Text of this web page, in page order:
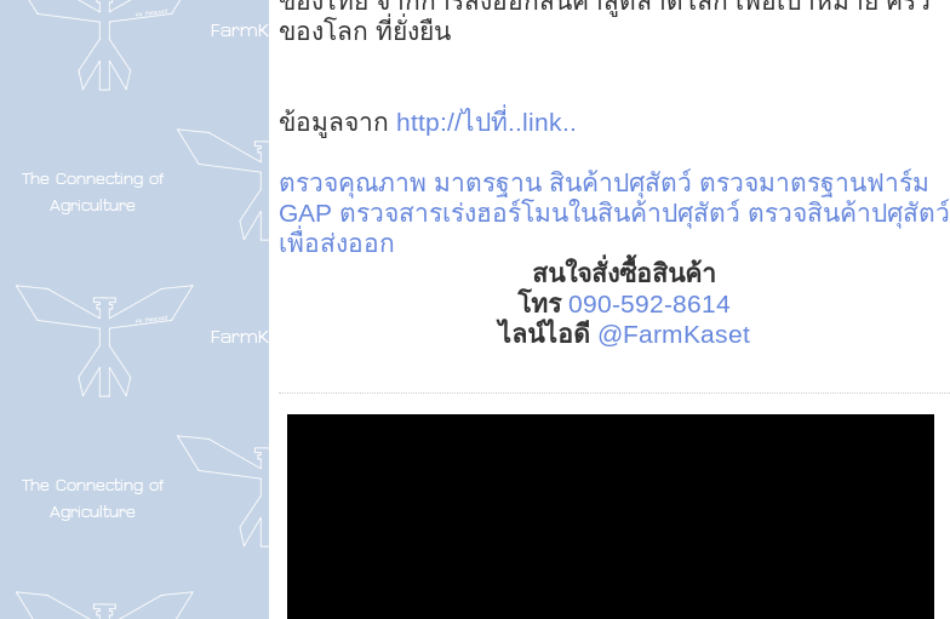
ของโลก ที่ยั่งยืน
ข้อมูลจาก http://ไปที่..link..
ตรวจคุณภาพ มาตรฐาน สินค้าปศุสัตว์ ตรวจมาตรฐานฟาร์ม
GAP ตรวจสารเร่งฮอร์โมนในสินค้าปศุสัตว์ ตรวจสินค้าปศุสัตว์
เพื่อส่งออก
สนใจสั่งซื้อสินค้า
โทร 090-592-8614
ไลน์ไอดี @FarmKaset